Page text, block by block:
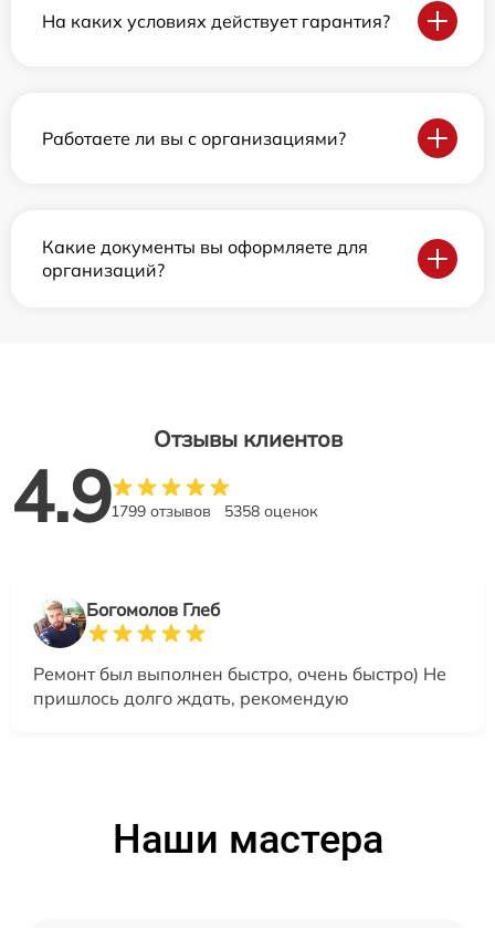
На каких условиях действует гарантия?
Работаете ли вы с организациями?
Какие документы вы оформляете для
организаций?
Отзывы клиентов
4.91799 отзывов 5358 оценок
Богомолов Глеб
Ремонт был выполнен быстро, очень быстро) Не
пришлось долго ждать, рекомендую
Наши мастера